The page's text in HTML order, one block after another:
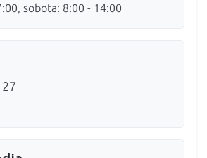
sobota: 8:00 - 14:00